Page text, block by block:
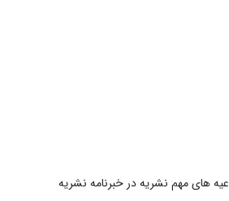
های مهم نشریه در خبرنامه نشریه